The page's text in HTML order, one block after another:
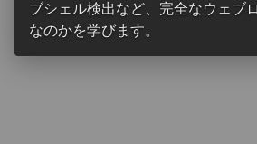
ブシェル検出など、完全なウェブ
なのかを学びます。